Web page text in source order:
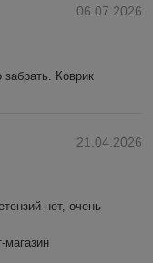
06.07.2026
Коврик
21.04.2026
нет, очень
магазин